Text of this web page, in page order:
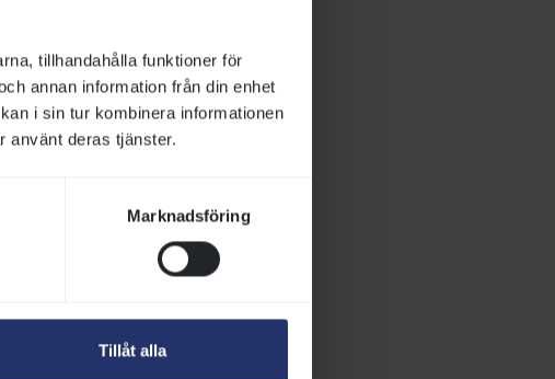
tillhandahålla funktioner för
annan information från din enhet
i sin tur kombinera informationen
använt deras tjänster.
Marknadsföring
Tillåt alla
rädisa, algrom